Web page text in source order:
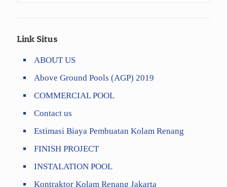
Link Situs
ABOUT US
Above Ground Pools (AGP) 2019
COMMERCIAL POOL
Contact us
Estimasi Biaya Pembuatan Kolam Renang
FINISH PROJECT
INSTALATION POOL
Kontraktor Kolam Renang Jakarta